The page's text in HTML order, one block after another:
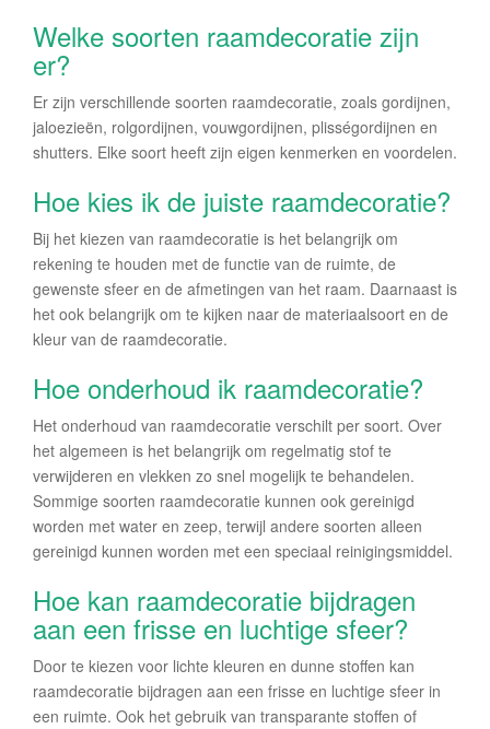
Welke soorten raamdecoratie zijn
er?
Er zijn verschillende soorten raamdecoratie, zoals gordijnen,
jaloezieën, rolgordijnen, vouwgordijnen, plisségordijnen en
shutters. Elke soort heeft zijn eigen kenmerken en voordelen.
Hoe kies ik de juiste raamdecoratie?
Bij het kiezen van raamdecoratie is het belangrijk om
rekening te houden met de functie van de ruimte, de
gewenste sfeer en de afmetingen van het raam. Daarnaast is
het ook belangrijk om te kijken naar de materiaalsoort en de
kleur van de raamdecoratie.
Hoe onderhoud ik raamdecoratie?
Het onderhoud van raamdecoratie verschilt per soort. Over
het algemeen is het belangrijk om regelmatig stof te
verwijderen en vlekken zo snel mogelijk te behandelen.
Sommige soorten raamdecoratie kunnen ook gereinigd
worden met water en zeep, terwijl andere soorten alleen
gereinigd kunnen worden met een speciaal reinigingsmiddel.
Hoe kan raamdecoratie bijdragen
aan een frisse en luchtige sfeer?
Door te kiezen voor lichte kleuren en dunne stoffen kan
raamdecoratie bijdragen aan een frisse en luchtige sfeer in
een ruimte. Ook het gebruik van transparante stoffen of